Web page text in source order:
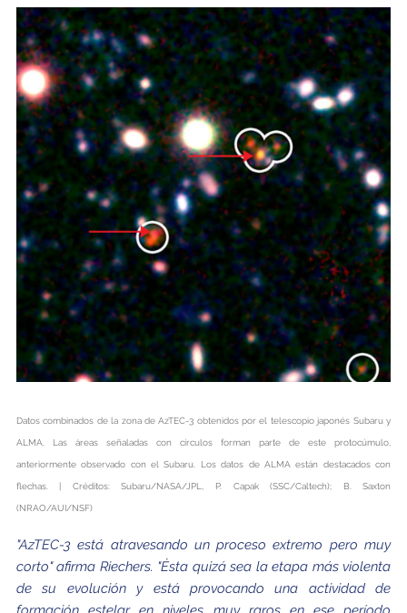
Datos combinados de la zona de AzTEC-3 obtenidos por el telescopio japonés Subaru y
ALMA. Las áreas señaladas con círculos forman parte de este protocúmulo,
anteriormente observado con el Subaru. Los datos de ALMA están destacados con
flechas. | Créditos: Subaru/NASA/JPL, P. Capak (SSC/Caltech); B. Saxton
(NRAO/AUI/NSF)
"AzTEC-3 está atravesando un proceso extremo pero muy
corto" afirma Riechers. "Ésta quizá sea la etapa más violenta
de su evolución y está provocando una actividad de